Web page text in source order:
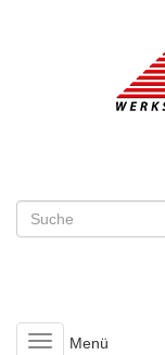
ToggleMenü